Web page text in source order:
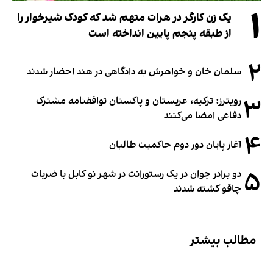
۱
یک زن کارگر در هرات متهم شد که کودک شیرخوار را
از طبقه پنجم پایین انداخته است
۲ سلمان خان و خواهرش به دادگاهی در هند احضار شدند
۳رویترز: ترکیه، عربستان و پاکستان توافقنامه مشترک
دفاعی امضا می‌کنند
۴ آغاز پایان دور دوم حاکمیت طالبان
۵ دو برادر جوان در یک رستورانت در شهر نو کابل با ضربات
چاقو کشته شدند
مطالب بیشتر